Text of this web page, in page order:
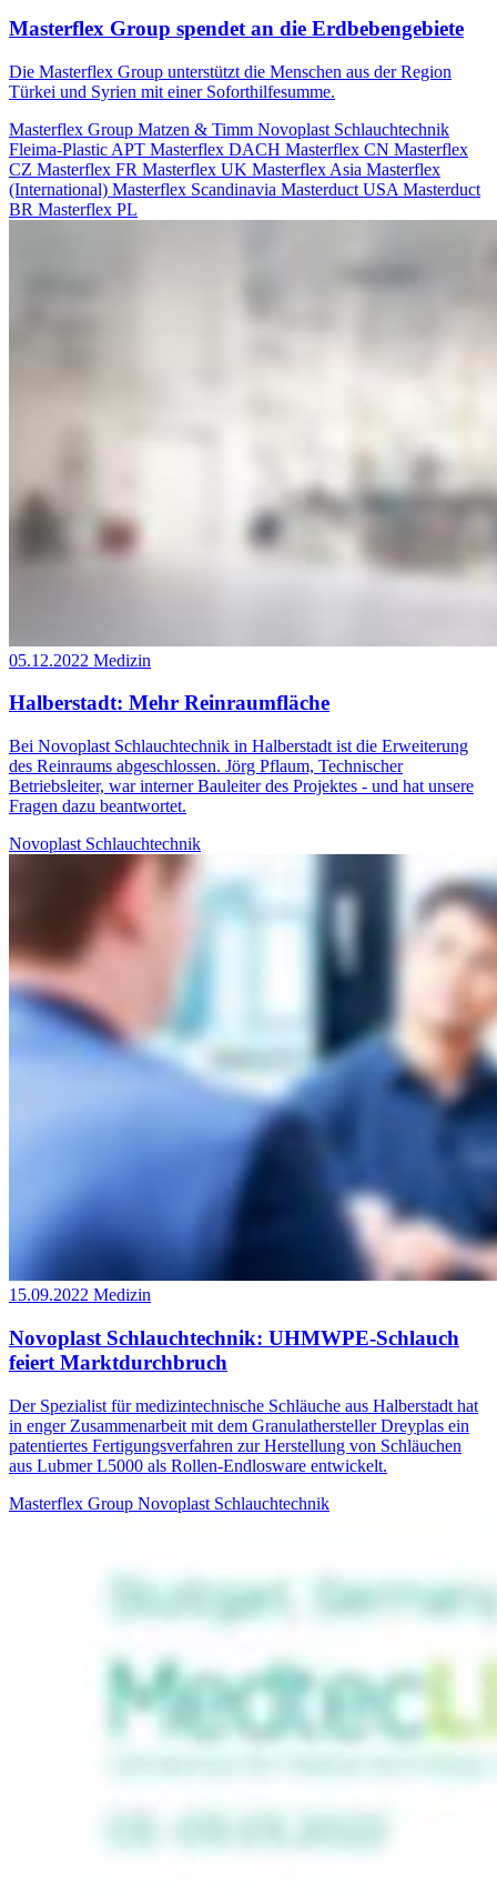
Masterflex Group spendet an die Erdbebengebiete
Die Masterflex Group unterstützt die Menschen aus der Region
Türkei und Syrien mit einer Soforthilfesumme.
Masterflex Group Matzen & Timm Novoplast Schlauchtechnik
Fleima-Plastic APT Masterflex DACH Masterflex CN Masterflex
CZ Masterflex FR Masterflex UK Masterflex Asia Masterflex
(International) Masterflex Scandinavia Masterduct USA Masterduct
BR Masterflex PL
05.12.2022 Medizin
Halberstadt: Mehr Reinraumfläche
Bei Novoplast Schlauchtechnik in Halberstadt ist die Erweiterung
des Reinraums abgeschlossen. Jörg Pflaum, Technischer
Betriebsleiter, war interner Bauleiter des Projektes - und hat unsere
Fragen dazu beantwortet.
Novoplast Schlauchtechnik
15.09.2022 Medizin
Novoplast Schlauchtechnik: UHMWPE-Schlauch
feiert Marktdurchbruch
Der Spezialist für medizintechnische Schläuche aus Halberstadt hat
in enger Zusammenarbeit mit dem Granulathersteller Dreyplas ein
patentiertes Fertigungsverfahren zur Herstellung von Schläuchen
aus Lubmer L5000 als Rollen-Endlosware entwickelt.
Masterflex Group Novoplast Schlauchtechnik